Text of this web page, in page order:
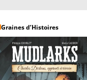
Graines d’Histoires